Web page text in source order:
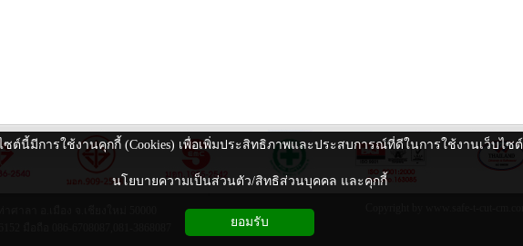
ซต์นี้มีการใช้งานคุกกี้ (Cookies) เพื่อเพิ่มประสิทธิภาพและประสบการณ์ที่ดีในการใช้งานเว็บไซต์
นโยบายความเป็นส่วนตัว/สิทธิส่วนบุคคล และคุกกี้
ยอมรับ